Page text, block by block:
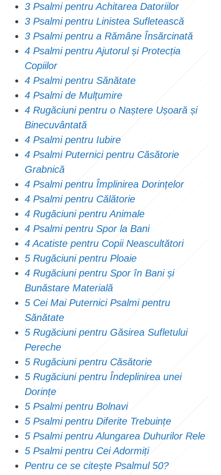
3 Psalmi pentru Achitarea Datoriilor
3 Psalmi pentru Linistea Sufletească
3 Psalmi pentru a Rămâne Însărcinată
4 Psalmi pentru Ajutorul și Protecția
Copiilor
4 Psalmi pentru Sănătate
4 Psalmi de Mulțumire
4 Rugăciuni pentru o Naștere Ușoară și
Binecuvântată
4 Psalmi pentru Iubire
4 Psalmi Puternici pentru Căsătorie
Grabnică
4 Psalmi pentru Împlinirea Dorințelor
4 Psalmi pentru Călătorie
4 Rugăciuni pentru Animale
4 Psalmi pentru Spor la Bani
4 Acatiste pentru Copii Neascultători
5 Rugăciuni pentru Ploaie
4 Rugăciuni pentru Spor în Bani și
Bunăstare Materială
5 Cei Mai Puternici Psalmi pentru
Sănătate
5 Rugăciuni pentru Găsirea Sufletului
Pereche
5 Rugăciuni pentru Căsătorie
5 Rugăciuni pentru Îndeplinirea unei
Dorințe
5 Psalmi pentru Bolnavi
5 Psalmi pentru Diferite Trebuințe
5 Psalmi pentru Alungarea Duhurilor Rele
5 Psalmi pentru Cei Adormiți
Pentru ce se citește Psalmul 50?